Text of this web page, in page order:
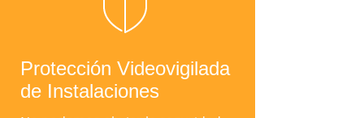
Protección Videovigilada
de Instalaciones